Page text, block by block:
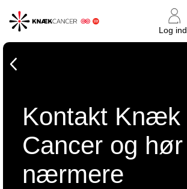
Knæk
Log ind
Kontakt Knæk
Cancer og hør
nærmere